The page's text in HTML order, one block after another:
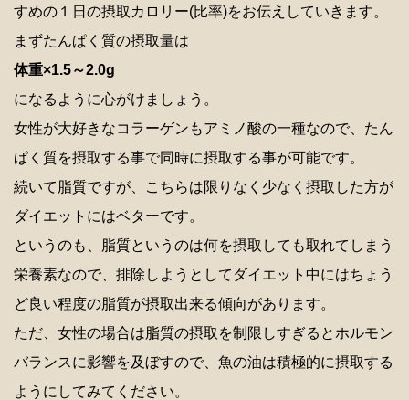
すめの１日の摂取カロリー(比率)をお伝えしていきます。
まずたんぱく質の摂取量は
体重×1.5～2.0g
になるように心がけましょう。
女性が大好きなコラーゲンもアミノ酸の一種なので、たん
ぱく質を摂取する事で同時に摂取する事が可能です。
続いて脂質ですが、こちらは限りなく少なく摂取した方が
ダイエットにはベターです。
というのも、脂質というのは何を摂取しても取れてしまう
栄養素なので、排除しようとしてダイエット中にはちょう
ど良い程度の脂質が摂取出来る傾向があります。
ただ、女性の場合は脂質の摂取を制限しすぎるとホルモン
バランスに影響を及ぼすので、魚の油は積極的に摂取する
ようにしてみてください。